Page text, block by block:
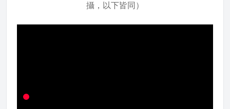
攝，以下皆同）